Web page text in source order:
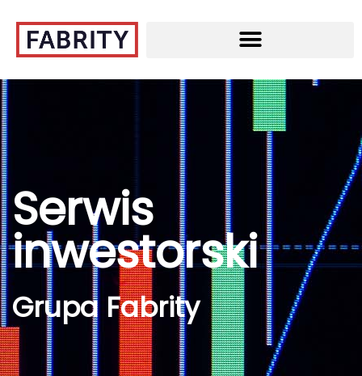
Serwis
inwestorski
Grupa Fabrity